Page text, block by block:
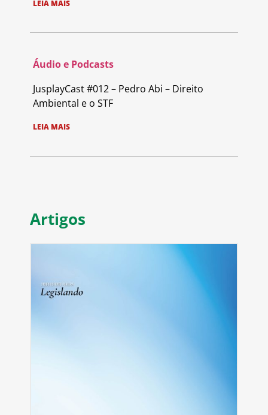
LEIA MAIS
Áudio e Podcasts
JusplayCast #012 – Pedro Abi – Direito
Ambiental e o STF
LEIA MAIS
Artigos